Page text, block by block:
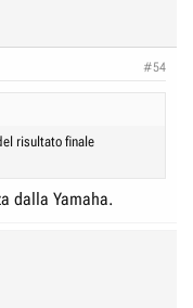
#54
risultato finale
dalla Yamaha.